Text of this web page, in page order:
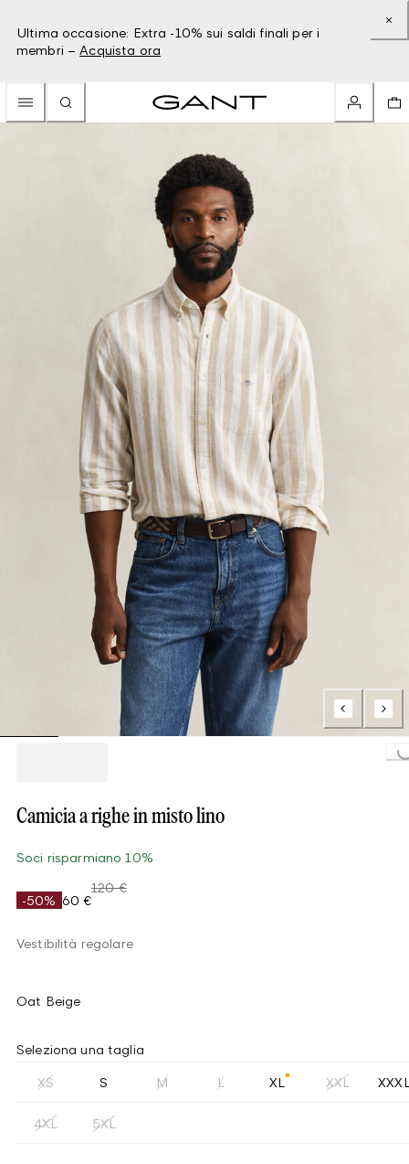
Ultima occasione: Extra -10% sui saldi finali per i
membri – Acquista ora
Loading...
Camicia a righe in misto lino
Soci risparmiano 10%
-50% 60 €
120 €
Vestibilità regolare
Oat Beige
Seleziona una taglia
XS S M L XL XXL
4XL 5XL